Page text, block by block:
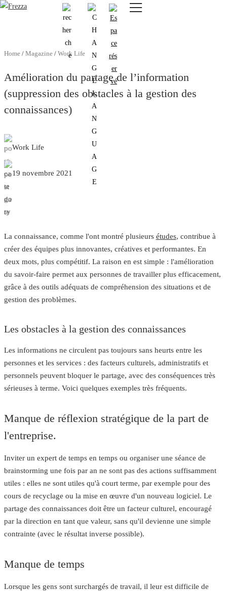
Skip to main content
Projets et inspirations
Frezza
Contacts
Home/ Magazine/ Work Life
Amélioration du partage de l’information
(suppression des obstacles à la gestion des
connaissances)
Work Life
19 novembre 2021
La connaissance, comme l'ont montré plusieurs études, contribue à
créer des équipes plus innovantes, créatives et performantes. En
deux mots, plus compétitif. La raison en est simple : l'amélioration
du savoir-faire permet aux personnes de travailler plus efficacement,
grâce à des outils adéquats de compréhension des situations et de
gestion des problèmes.
Les obstacles à la gestion des connaissances
Les informations ne circulent pas toujours sans heurts entre les
personnes et les services : des facteurs culturels, administratifs et
personnels peuvent bloquer le partage, avec des conséquences très
sérieuses à terme. Voici quelques exemples très fréquents.
Manque de réflexion stratégique de la part de
l'entreprise.
Inviter un expert de temps en temps ou organiser une séance de
brainstorming une fois par an ne sont pas des actions suffisamment
utiles : elles ne sont utiles qu'à court terme, par exemple pour des
cours de recyclage ou la mise en œuvre d'un nouveau logiciel. Le
partage des connaissances doit être un facteur culturel, encouragé
par la direction en tant que valeur, sans qu'il devienne une simple
contrainte (avec le résultat inverse possible).
Manque de temps
Lorsque les gens sont surchargés de travail, il leur est difficile de